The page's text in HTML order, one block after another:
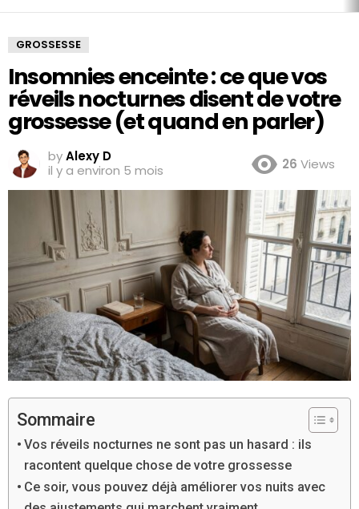
GROSSESSE
Insomnies enceinte : ce que vos
réveils nocturnes disent de votre
grossesse (et quand en parler)
byAlexy D
il y a environ 5 mois
26 Views
Sommaire
Vos réveils nocturnes ne sont pas un hasard : ils
racontent quelque chose de votre grossesse
Ce soir, vous pouvez déjà améliorer vos nuits avec